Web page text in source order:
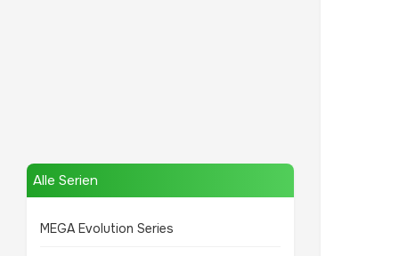
Alle Serien
MEGA Evolution Series